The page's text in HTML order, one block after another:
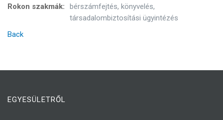
Rokon szakmák:
bérszámfejtés, könyvelés,
társadalombiztosítási ügyintézés
Back
EGYESÜLETRŐL